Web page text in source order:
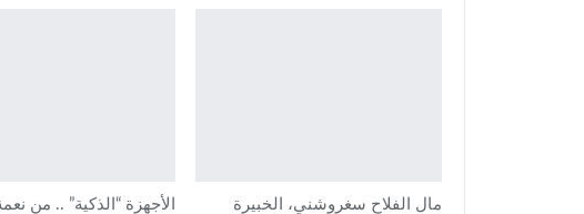
مال الفلاح سغروشني، الخبيرة
الأجهزة “الذكية” .. من